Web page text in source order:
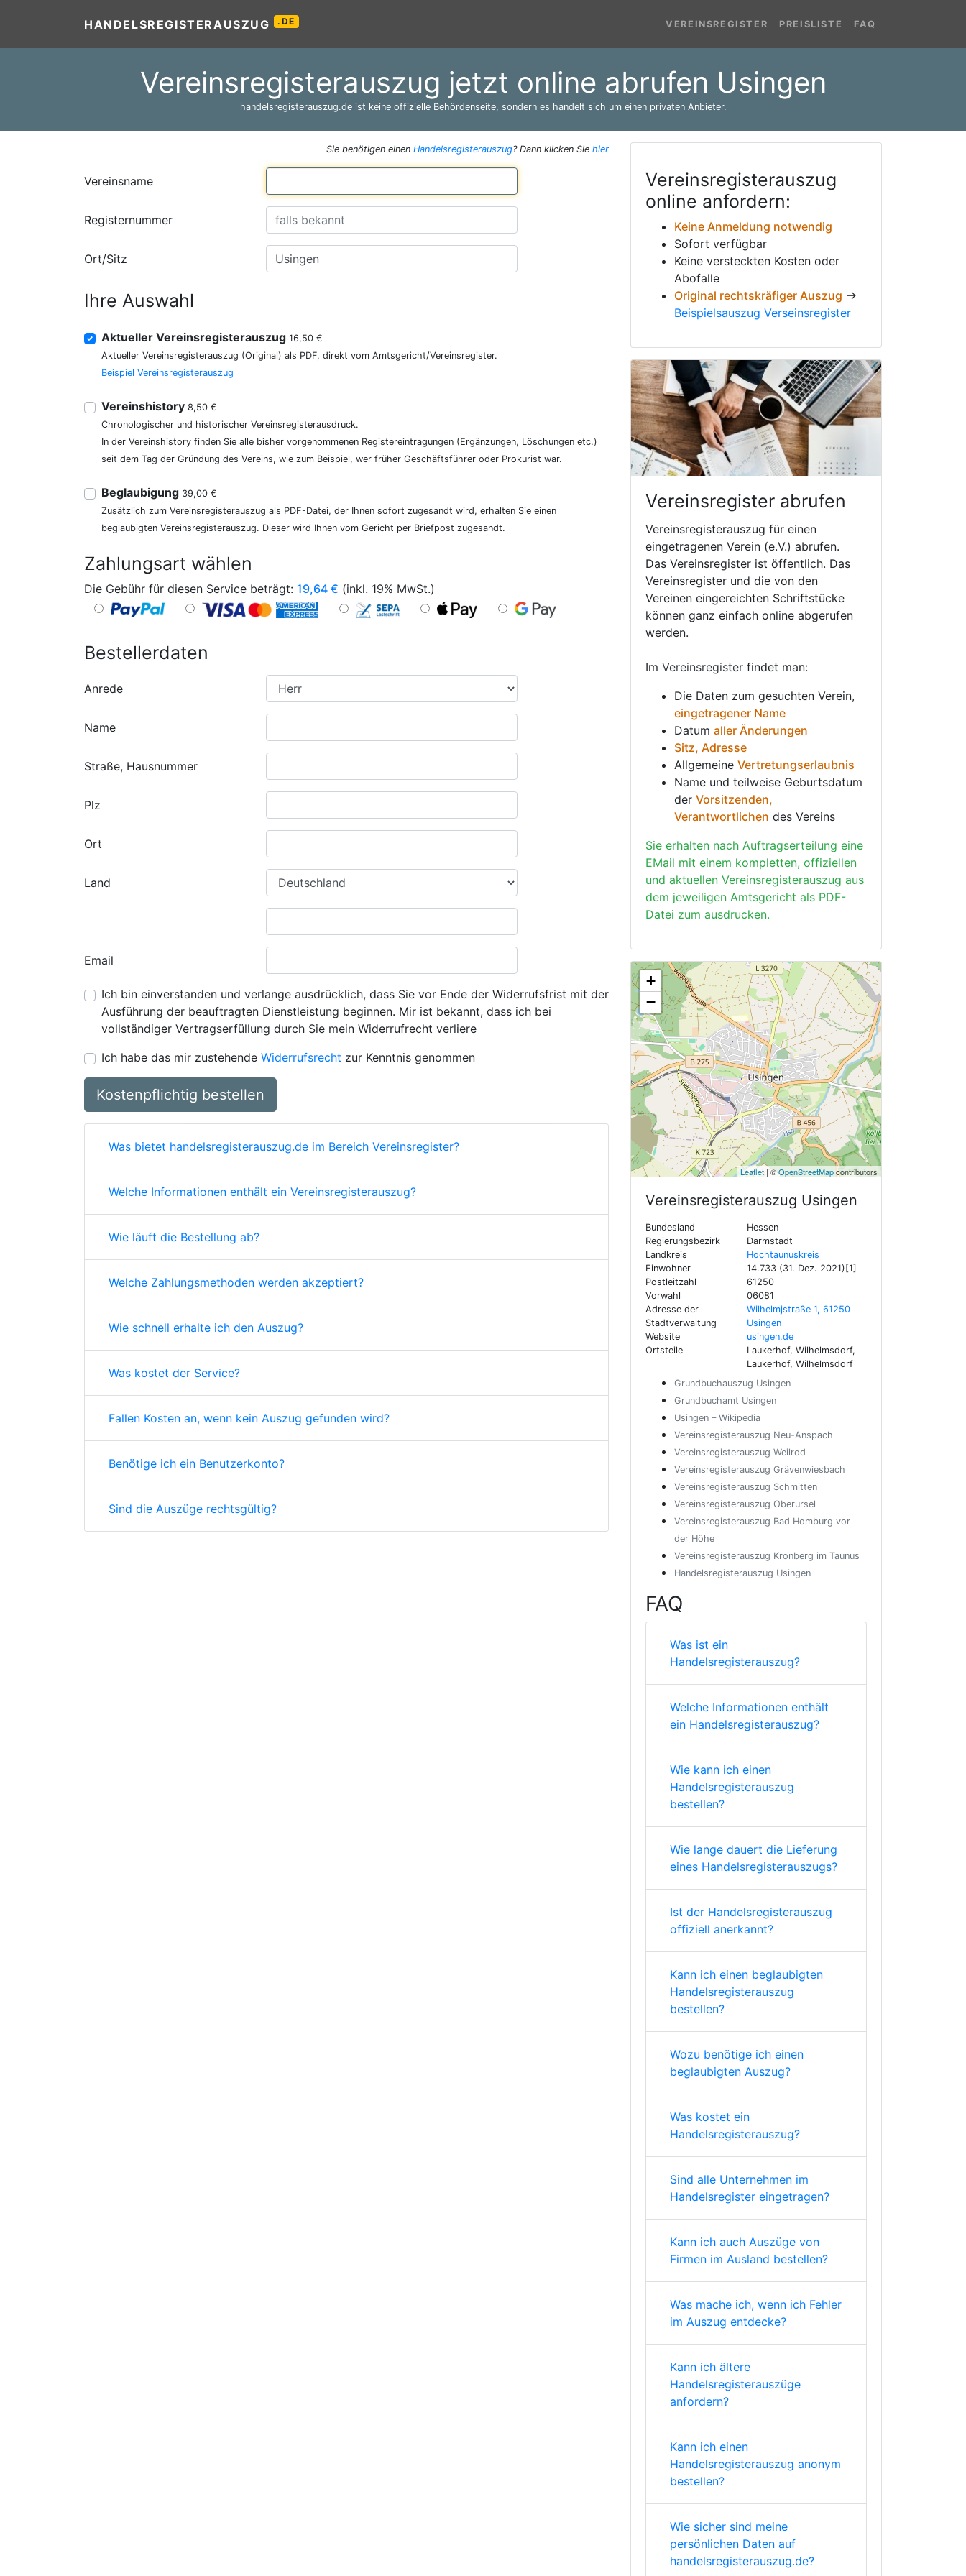
HANDELSREGISTERAUSZUG .DE VEREINSREGISTER PREISLISTE FAQ
Vereinsregisterauszug jetzt online abrufen Usingen
handelsregisterauszug.de ist keine offizielle Behördenseite, sondern es handelt sich um einen privaten Anbieter.
Sie benötigen einen Handelsregisterauszug? Dann klicken Sie hier
Vereinsname
Registernummer
Ort/Sitz
Ihre Auswahl
Aktueller Vereinsregisterauszug 16,50 €
Aktueller Vereinsregisterauszug (Original) als PDF, direkt vom Amtsgericht/Vereinsregister.
Beispiel Vereinsregisterauszug
Vereinshistory 8,50 €
Chronologischer und historischer Vereinsregisterausdruck.
In der Vereinshistory finden Sie alle bisher vorgenommenen Registereintragungen (Ergänzungen, Löschungen etc.)
seit dem Tag der Gründung des Vereins, wie zum Beispiel, wer früher Geschäftsführer oder Prokurist war.
Beglaubigung 39,00 €
Zusätzlich zum Vereinsregisterauszug als PDF-Datei, der Ihnen sofort zugesandt wird, erhalten Sie einen
beglaubigten Vereinsregisterauszug. Dieser wird Ihnen vom Gericht per Briefpost zugesandt.
Zahlungsart wählen
Die Gebühr für diesen Service beträgt: 19,64 € (inkl. 19% MwSt.)
Bestellerdaten
Anrede
Name
Straße, Hausnummer
Plz
Ort
Land
Email
Ich bin einverstanden und verlange ausdrücklich, dass Sie vor Ende der Widerrufsfrist mit der
Ausführung der beauftragten Dienstleistung beginnen. Mir ist bekannt, dass ich bei
vollständiger Vertragserfüllung durch Sie mein Widerrufrecht verliere
Ich habe das mir zustehende Widerrufsrecht zur Kenntnis genommen
Kostenpflichtig bestellen
Was bietet handelsregisterauszug.de im Bereich Vereinsregister?
Welche Informationen enthält ein Vereinsregisterauszug?
Wie läuft die Bestellung ab?
Welche Zahlungsmethoden werden akzeptiert?
Wie schnell erhalte ich den Auszug?
Was kostet der Service?
Fallen Kosten an, wenn kein Auszug gefunden wird?
Benötige ich ein Benutzerkonto?
Sind die Auszüge rechtsgültig?
Vereinsregisterauszug
online anfordern:
Keine Anmeldung notwendig
Sofort verfügbar
Keine versteckten Kosten oder
Abofalle
Original rechtskräfiger Auszug →
Beispielsauszug Verseinsregister
Vereinsregister abrufen
Vereinsregisterauszug für einen
eingetragenen Verein (e.V.) abrufen.
Das Vereinsregister ist öffentlich. Das
Vereinsregister und die von den
Vereinen eingereichten Schriftstücke
können ganz einfach online abgerufen
werden.
Im Vereinsregister findet man:
Die Daten zum gesuchten Verein,
eingetragener Name
Datum aller Änderungen
Sitz, Adresse
Allgemeine Vertretungserlaubnis
Name und teilweise Geburtsdatum
der Vorsitzenden,
Verantwortlichen des Vereins
Sie erhalten nach Auftragserteilung eine
EMail mit einem kompletten, offiziellen
und aktuellen Vereinsregisterauszug aus
dem jeweiligen Amtsgericht als PDF-
Datei zum ausdrucken.
+
−
Leaflet | ©OpenStreetMapcontributors
Vereinsregisterauszug Usingen
Bundesland
Hessen
Regierungsbezirk
Darmstadt
Landkreis
Hochtaunuskreis
Einwohner
14.733 (31. Dez. 2021)[1]
Postleitzahl
61250
Vorwahl
06081
Adresse der
Stadtverwaltung
Wilhelmjstraße 1, 61250
Usingen
Website
usingen.de
Ortsteile
Laukerhof, Wilhelmsdorf,
Laukerhof, Wilhelmsdorf
Grundbuchauszug Usingen
Grundbuchamt Usingen
Usingen – Wikipedia
Vereinsregisterauszug Neu-Anspach
Vereinsregisterauszug Weilrod
Vereinsregisterauszug Grävenwiesbach
Vereinsregisterauszug Schmitten
Vereinsregisterauszug Oberursel
Vereinsregisterauszug Bad Homburg vor
der Höhe
Vereinsregisterauszug Kronberg im Taunus
Handelsregisterauszug Usingen
FAQ
Was ist ein
Handelsregisterauszug?
Welche Informationen enthält
ein Handelsregisterauszug?
Wie kann ich einen
Handelsregisterauszug
bestellen?
Wie lange dauert die Lieferung
eines Handelsregisterauszugs?
Ist der Handelsregisterauszug
offiziell anerkannt?
Kann ich einen beglaubigten
Handelsregisterauszug
bestellen?
Wozu benötige ich einen
beglaubigten Auszug?
Was kostet ein
Handelsregisterauszug?
Sind alle Unternehmen im
Handelsregister eingetragen?
Kann ich auch Auszüge von
Firmen im Ausland bestellen?
Was mache ich, wenn ich Fehler
im Auszug entdecke?
Kann ich ältere
Handelsregisterauszüge
anfordern?
Kann ich einen
Handelsregisterauszug anonym
bestellen?
Wie sicher sind meine
persönlichen Daten auf
handelsregisterauszug.de?